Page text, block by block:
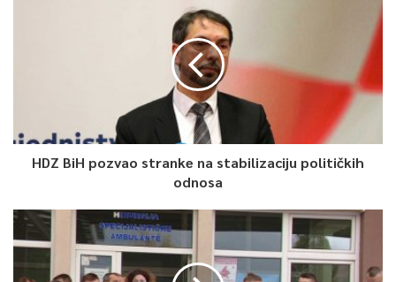
0
Article Rating
HDZ BiH pozvao stranke na stabilizaciju političkih
odnosa